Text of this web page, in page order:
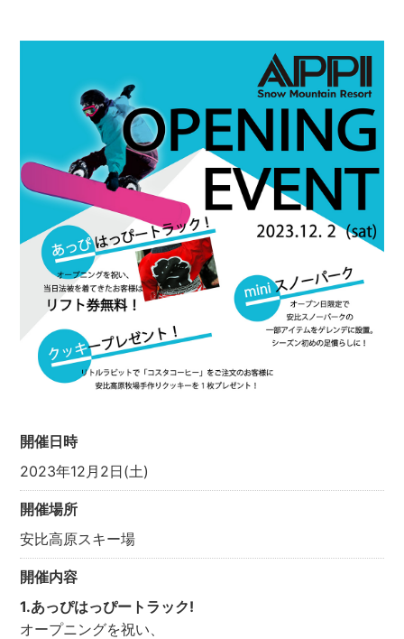
開催日時
2023年12月2日(土)
開催場所
安比高原スキー場
開催内容
1.あっぴはっぴートラック!
オープニングを祝い、